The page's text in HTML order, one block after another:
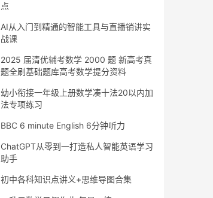
点
AI从入门到精通的智能工具与直播销讲实
战课
2025 届清优辅考数学 2000 题 新高考真
题全刷基础题库高考数学提分资料
幼小衔接一年级上册数学凑十法20以内加
法专项练习
BBC 6 minute English 6分钟听力
ChatGPT从零到一打造私人智能英语学习
助手
初中各科知识点讲义+思维导图合集